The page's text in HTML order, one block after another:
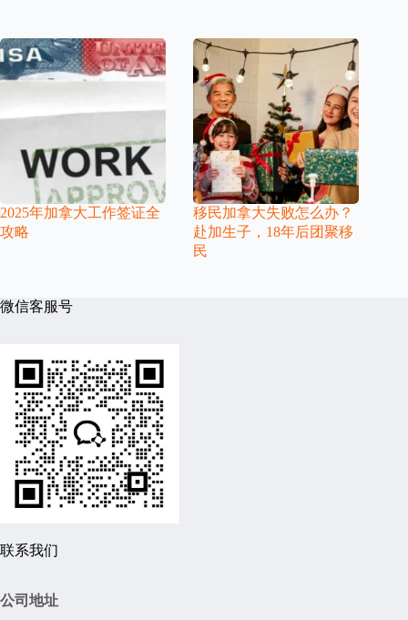
2025年加拿大工作签证全
攻略
移民加拿大失败怎么办？
赴加生子，18年后团聚移
民
微信客服号
联系我们
公司地址